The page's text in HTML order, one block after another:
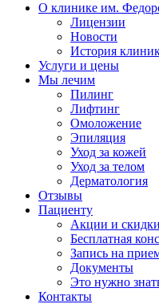
О клинике им.
Лицензии
Новости
История
Услуги и цены
Мы лечим
Пилинг
Лифтинг
Омоложение
Эпиляция
Уход за кожей
Уход за телом
Дерматология
Отзывы
Пациенту
Акции и скидки
Бесплатная
Запись на
Документы
Это нужно
Контакты